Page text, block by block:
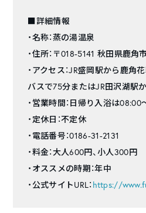
■詳細情報
・名称：蒸の湯温泉
・住所：〒018-5141 秋田県鹿
・アクセス：JR盛岡駅から鹿角
バスで75分またはJR田沢湖駅
・営業時間：日帰り入浴は08:00
・定休日：不定休
・電話番号：0186-31-2131
・料金：大人600円、小人300円
・オススメの時期：年中
・公式サイトURL： https://